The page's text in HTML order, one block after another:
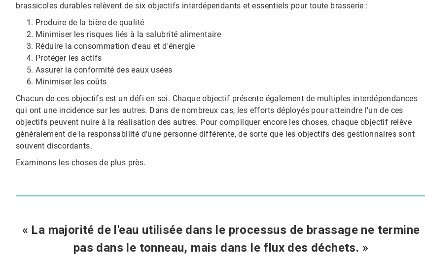
brassicoles durables relèvent de six objectifs interdépendants et essentiels pour toute brasserie :
Produire de la bière de qualité
Minimiser les risques liés à la salubrité alimentaire
Réduire la consommation d'eau et d'énergie
Protéger les actifs​​​​​​​
Assurer la conformité des eaux usées
Minimiser les coûts
Chacun de ces objectifs est un défi en soi. Chaque objectif présente également de multiples interdépendances
qui ont une incidence sur les autres. Dans de nombreux cas, les efforts déployés pour atteindre l'un de ces
objectifs peuvent nuire à la réalisation des autres. Pour compliquer encore les choses, chaque objectif relève
généralement de la responsabilité d'une personne différente, de sorte que les objectifs des gestionnaires sont
souvent discordants.
Examinons les choses de plus près.
« La majorité de l'eau utilisée dans le processus de brassage ne termine
pas dans le tonneau, mais dans le flux des déchets. »